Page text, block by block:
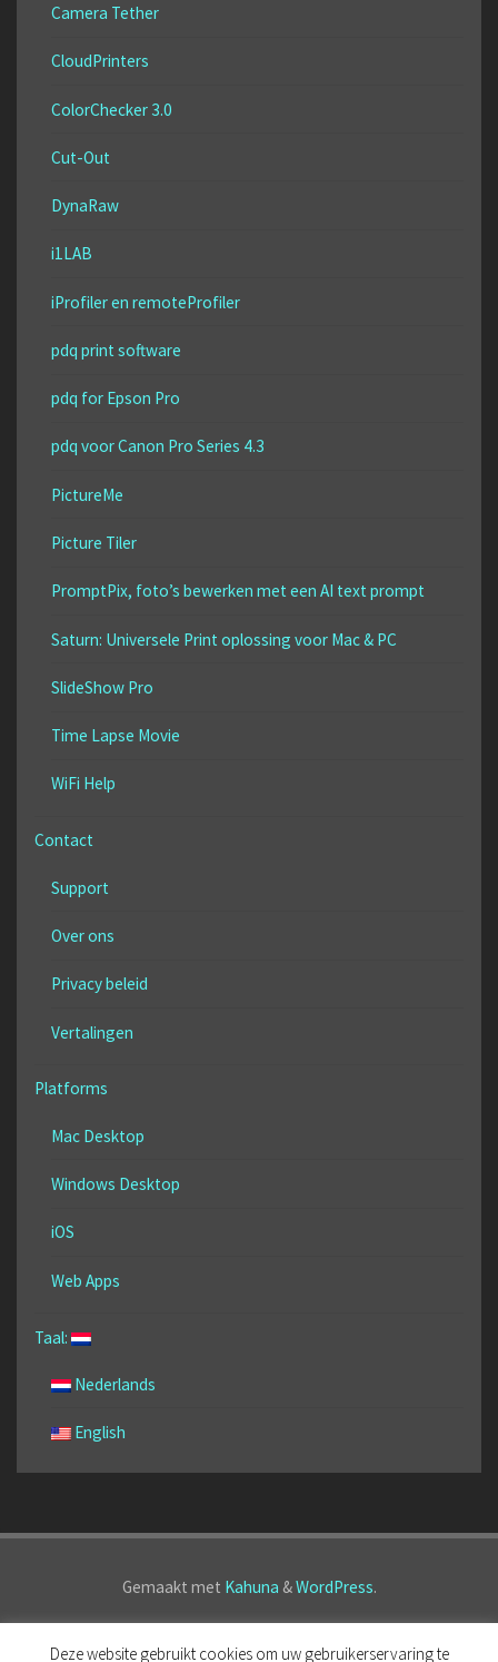
Camera Tether
CloudPrinters
ColorChecker 3.0
Cut-Out
DynaRaw
i1LAB
iProfiler en remoteProfiler
pdq print software
pdq for Epson Pro
pdq voor Canon Pro Series 4.3
PictureMe
Picture Tiler
PromptPix, foto’s bewerken met een AI text prompt
Saturn: Universele Print oplossing voor Mac & PC
SlideShow Pro
Time Lapse Movie
WiFi Help
Contact
Support
Over ons
Privacy beleid
Vertalingen
Platforms
Mac Desktop
Windows Desktop
iOS
Web Apps
Taal:
Nederlands
English
Gemaakt met Kahuna &WordPress.
Deze website gebruikt cookies om uw gebruikerservaring te